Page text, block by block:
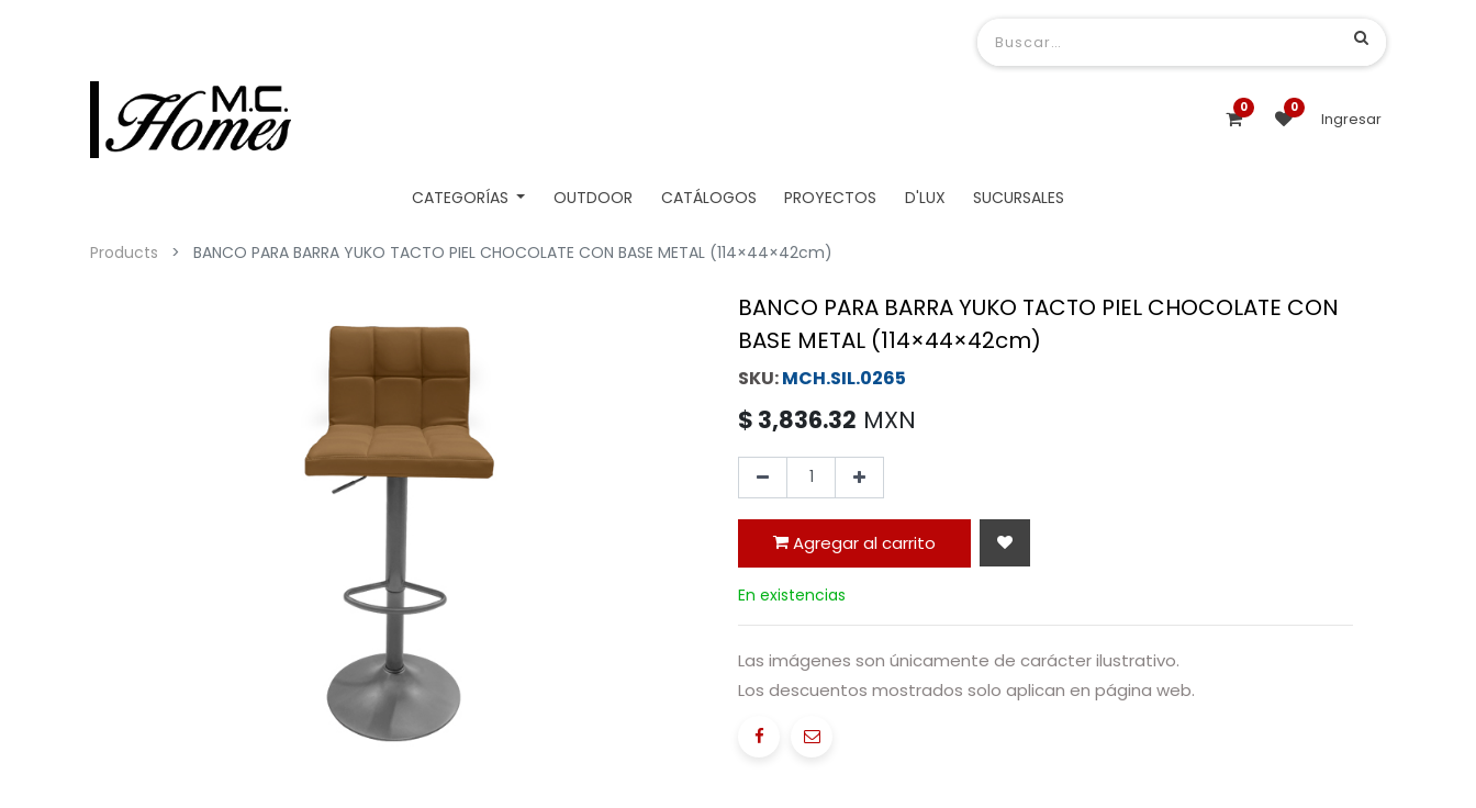
0 0
Ingresar
CATEGORÍAS OUTDOOR CATÁLOGOS PROYECTOS D'LUX SUCURSALES
Products BANCO PARA BARRA YUKO TACTO PIEL CHOCOLATE CON BASE METAL (114×44×42cm)
BANCO PARA BARRA YUKO TACTO PIEL CHOCOLATE CON
BASE METAL (114×44×42cm)
MCH.SIL.0265
$ 3,836.32 MXN
Agregar al carrito
En existencias
Las imágenes son únicamente de carácter ilustrativo.
Los descuentos mostrados solo aplican en página web.